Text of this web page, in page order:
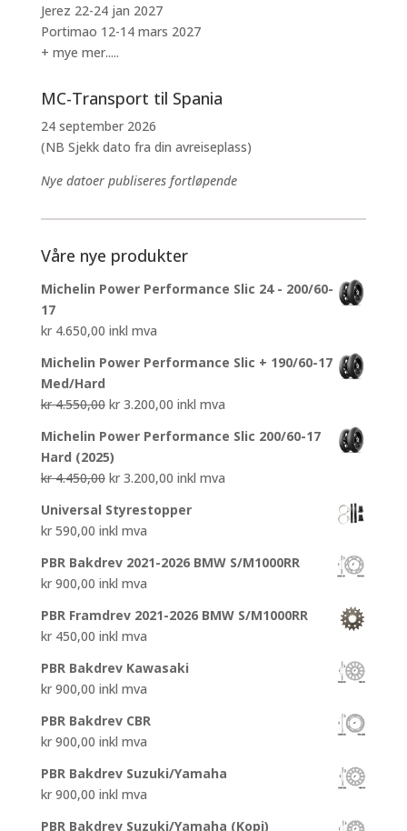
Jerez 22-24 jan 2027
Portimao 12-14 mars 2027
+ mye mer.....
MC-Transport til Spania
24 september 2026
(NB Sjekk dato fra din avreiseplass)
Nye datoer publiseres fortløpende
Våre nye produkter
Michelin Power Performance Slic 24 - 200/60-
17
kr4.650,00 inkl mva
Michelin Power Performance Slic + 190/60-17
Med/Hard
kr4.550,00 Opprinnelig
var:
kr 4.550,00.
kr3.200,00Nåværende
er:
inkl mva
Michelin Power Performance Slic 200/60-17
Hard (2025)
kr4.450,00 Opprinnelig
var:
kr 4.450,00.
kr3.200,00Nåværende
er:
inkl mva
Universal Styrestopper
kr590,00 inkl mva
PBR Bakdrev 2021-2026 BMW S/M1000RR
kr900,00 inkl mva
PBR Framdrev 2021-2026 BMW S/M1000RR
kr450,00 inkl mva
PBR Bakdrev Kawasaki
kr900,00 inkl mva
PBR Bakdrev CBR
kr900,00 inkl mva
PBR Bakdrev Suzuki/Yamaha
kr900,00 inkl mva
PBR Bakdrev Suzuki/Yamaha (Kopi)